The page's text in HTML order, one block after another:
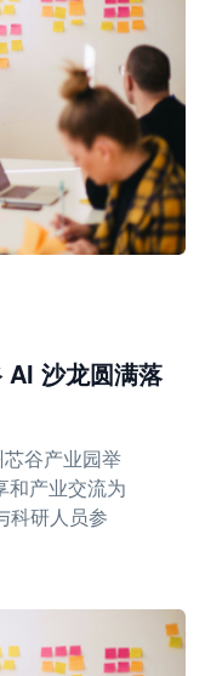
AI 沙龙圆满落
谷产业园举
和产业交流为
科研人员参